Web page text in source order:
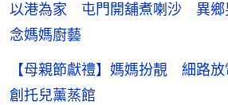
以港為家 屯門開舖煮喇沙 異鄉
念媽媽廚藝
【母親節獻禮】媽媽扮靚 細路
創托兒薰蒸館